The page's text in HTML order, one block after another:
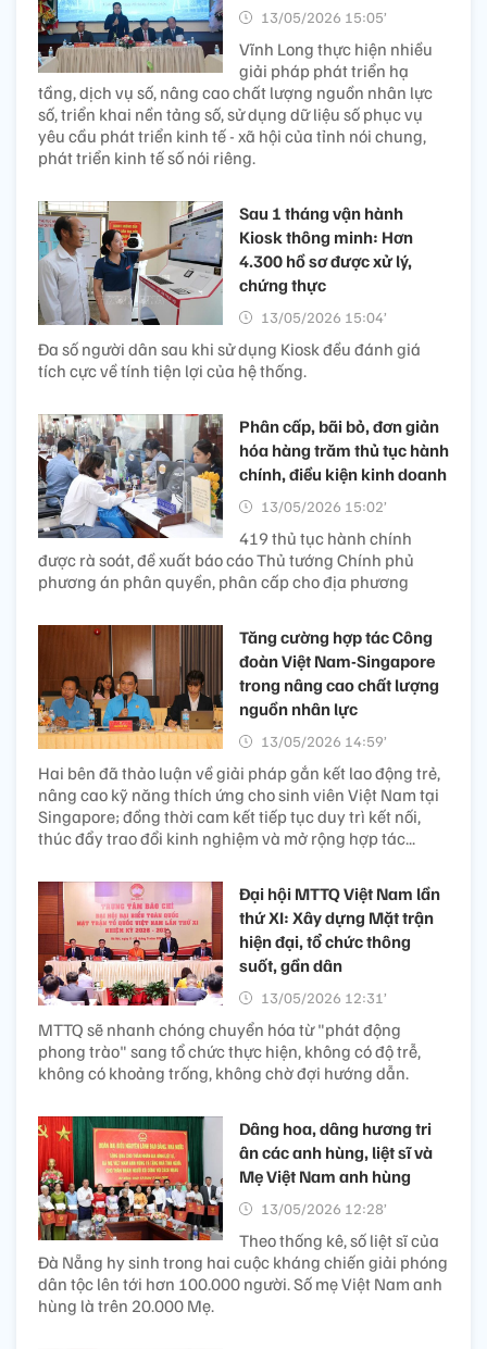
13/05/2026 15:05’
Vĩnh Long thực hiện nhiều
giải pháp phát triển hạ
tầng, dịch vụ số, nâng cao chất lượng nguồn nhân lực
số, triển khai nền tảng số, sử dụng dữ liệu số phục vụ
yêu cầu phát triển kinh tế - xã hội của tỉnh nói chung,
phát triển kinh tế số nói riêng.
Sau 1 tháng vận hành
Kiosk thông minh: Hơn
4.300 hồ sơ được xử lý,
chứng thực
13/05/2026 15:04’
Đa số người dân sau khi sử dụng Kiosk đều đánh giá
tích cực về tính tiện lợi của hệ thống.
Phân cấp, bãi bỏ, đơn giản
hóa hàng trăm thủ tục hành
chính, điều kiện kinh doanh
13/05/2026 15:02’
419 thủ tục hành chính
được rà soát, đề xuất báo cáo Thủ tướng Chính phủ
phương án phân quyền, phân cấp cho địa phương
Tăng cường hợp tác Công
đoàn Việt Nam-Singapore
trong nâng cao chất lượng
nguồn nhân lực
13/05/2026 14:59’
Hai bên đã thảo luận về giải pháp gắn kết lao động trẻ,
nâng cao kỹ năng thích ứng cho sinh viên Việt Nam tại
Singapore; đồng thời cam kết tiếp tục duy trì kết nối,
thúc đẩy trao đổi kinh nghiệm và mở rộng hợp tác...
Đại hội MTTQ Việt Nam lần
thứ XI: Xây dựng Mặt trận
hiện đại, tổ chức thông
suốt, gần dân
13/05/2026 12:31’
MTTQ sẽ nhanh chóng chuyển hóa từ "phát động
phong trào" sang tổ chức thực hiện, không có độ trễ,
không có khoảng trống, không chờ đợi hướng dẫn.
Dâng hoa, dâng hương tri
ân các anh hùng, liệt sĩ và
Mẹ Việt Nam anh hùng
13/05/2026 12:28’
Theo thống kê, số liệt sĩ của
Đà Nẵng hy sinh trong hai cuộc kháng chiến giải phóng
dân tộc lên tới hơn 100.000 người. Số mẹ Việt Nam anh
hùng là trên 20.000 Mẹ.